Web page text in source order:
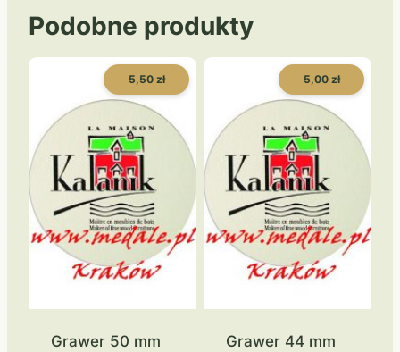
Podobne produkty
5,50 zł
Grawer 50 mm
5,00 zł
Grawer 44 mm